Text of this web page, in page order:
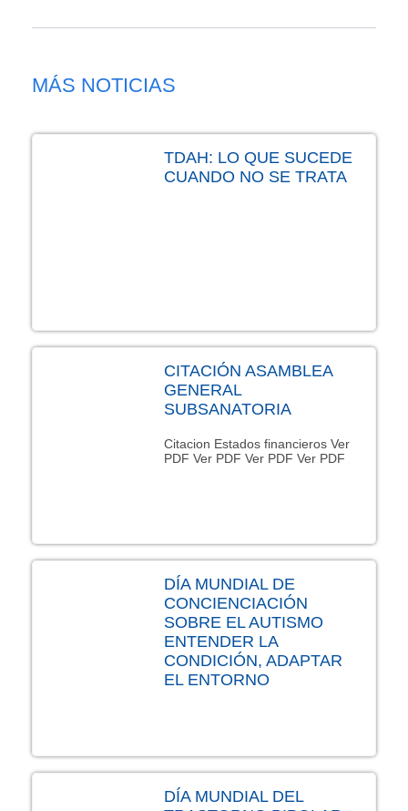
MÁS NOTICIAS
TDAH: LO QUE SUCEDE
CUANDO NO SE TRATA
CITACIÓN ASAMBLEA
GENERAL
SUBSANATORIA
Citacion Estados financieros Ver
PDF Ver PDF Ver PDF Ver PDF
DÍA MUNDIAL DE
CONCIENCIACIÓN
SOBRE EL AUTISMO
ENTENDER LA
CONDICIÓN, ADAPTAR
EL ENTORNO
DÍA MUNDIAL DEL